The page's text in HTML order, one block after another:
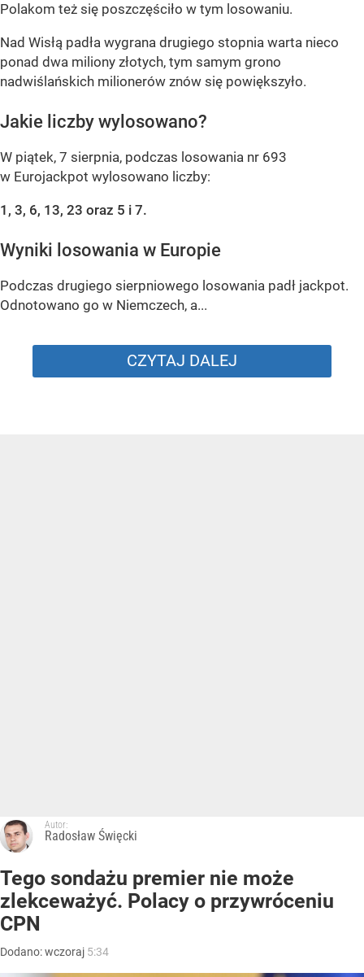
Polakom też się poszczęściło w tym losowaniu.
Nad Wisłą padła wygrana drugiego stopnia warta nieco
ponad dwa miliony złotych, tym samym grono
nadwiślańskich milionerów znów się powiększyło.
Jakie liczby wylosowano?
W piątek, 7 sierpnia, podczas losowania nr 693
w Eurojackpot wylosowano liczby:
1, 3, 6, 13, 23 oraz 5 i 7.
Wyniki losowania w Europie
Podczas drugiego sierpniowego losowania padł jackpot.
Odnotowano go w Niemczech, a...
CZYTAJ DALEJ
Autor:
Radosław Święcki
Tego sondażu premier nie może
zlekceważyć. Polacy o przywróceniu
CPN
Dodano:wczoraj 5:34